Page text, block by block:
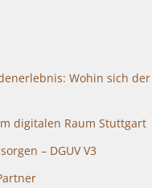
Wohin sich der
digitalen Raum Stuttgart
– DGUV V3